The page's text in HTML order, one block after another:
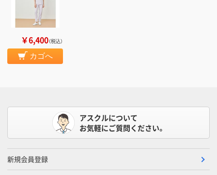
￥6,400（税込）
カゴへ
アスクルについて
お気軽にご質問ください。
新規会員登録